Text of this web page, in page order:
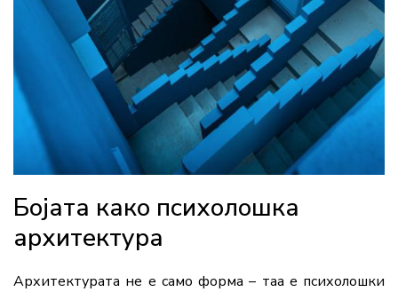
Бојата како психолошка
архитектура
Архитектурата не е само форма – таа е психолошки